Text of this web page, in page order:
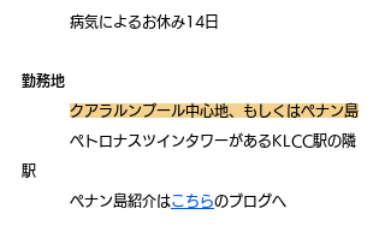
	病気によるお休み14日
勤務地
クアラルンプール中心地、もしくはペナン島
駅
	ペナン島紹介は
こちらのブログへ